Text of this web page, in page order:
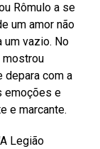
Rômulo a se
um amor não
um vazio. No
mostrou
depara com a
emoções e
e marcante.
Legião